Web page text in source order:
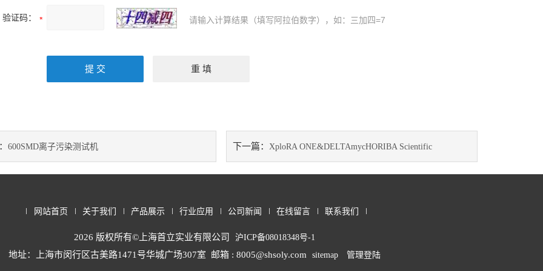
验证码： 请输入计算结果（填写阿拉伯数字），如：三加四=7
600SMD离子污染测试机 下一篇： XploRA ONE&DELTAmycHORIBA Scientific
网站首页 关于我们 产品展示 行业应用 公司新闻 在线留言 联系我们
2026 版权所有©上海首立实业有限公司 沪ICP备08018348号-1
地址：上海市闵行区古美路1471号华城广场307室 邮箱 : 8005@shsoly.com sitemap 管理登陆